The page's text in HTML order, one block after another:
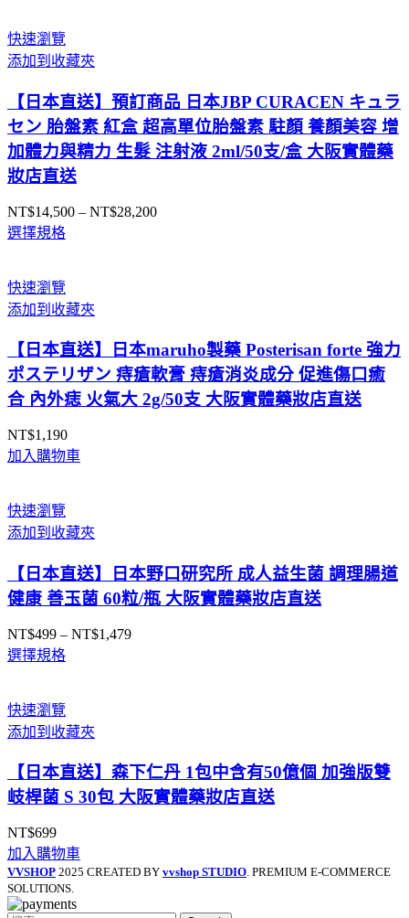
快速瀏覽
添加到收藏夾
【日本直送】預訂商品 日本JBP CURACEN キュラ
セン 胎盤素 紅盒 超高單位胎盤素 駐顏 養顏美容 增
加體力與精力 生髮 注射液 2ml/50支/盒 大阪實體藥
妝店直送
NT$14,500 – NT$28,200價
NT$28,200
選擇規格
快速瀏覽
添加到收藏夾
【日本直送】日本maruho製藥 Posterisan forte 強力
ポステリザン 痔瘡軟膏 痔瘡消炎成分 促進傷口癒
合 內外痣 火氣大 2g/50支 大阪實體藥妝店直送
NT$1,190
加入購物車
快速瀏覽
添加到收藏夾
【日本直送】日本野口研究所 成人益生菌 調理腸道
健康 善玉菌 60粒/瓶 大阪實體藥妝店直送
NT$499 – NT$1,479價
NT$1,479
選擇規格
快速瀏覽
添加到收藏夾
【日本直送】森下仁丹 1包中含有50億個 加強版雙
岐桿菌 S 30包 大阪實體藥妝店直送
NT$699
加入購物車
VVSHOP 2025 CREATED BY vvshop STUDIO . PREMIUM E-COMMERCE
SOLUTIONS.